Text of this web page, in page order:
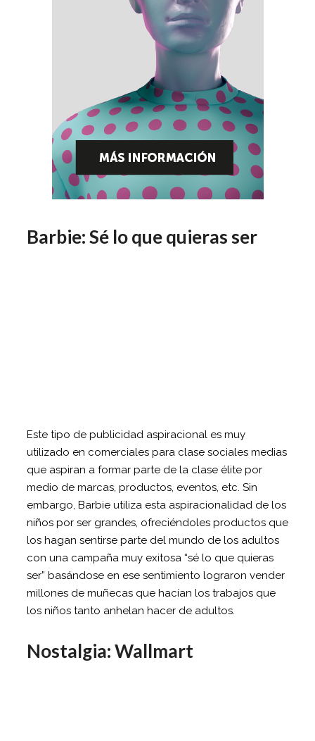
Barbie: Sé lo que quieras ser
Este tipo de publicidad aspiracional es muy
utilizado en comerciales para clase sociales medias
que aspiran a formar parte de la clase élite por
medio de marcas, productos, eventos, etc. Sin
embargo, Barbie utiliza esta aspiracionalidad de los
niños por ser grandes, ofreciéndoles productos que
los hagan sentirse parte del mundo de los adultos
con una campaña muy exitosa “sé lo que quieras
ser” basándose en ese sentimiento lograron vender
millones de muñecas que hacían los trabajos que
los niños tanto anhelan hacer de adultos.
Nostalgia: Wallmart